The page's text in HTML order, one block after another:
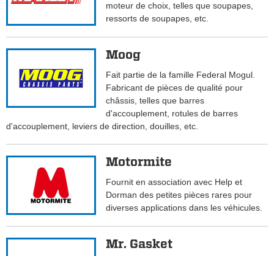
moteur de choix, telles que soupapes,
ressorts de soupapes, etc.
Moog
Fait partie de la famille Federal Mogul.
Fabricant de pièces de qualité pour
châssis, telles que barres
d'accouplement, rotules de barres
d'accouplement, leviers de direction, douilles, etc.
Motormite
Fournit en association avec Help et
Dorman des petites pièces rares pour
diverses applications dans les véhicules.
Mr. Gasket